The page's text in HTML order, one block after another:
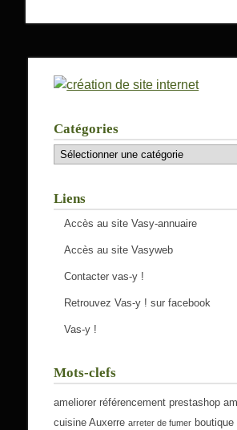
Catégories
Catégories
Liens
Accès au site Vasy-annuaire
Accès au site Vasyweb
Contacter vas-y !
Retrouvez Vas-y ! sur facebook
Vas-y !
Mots-clefs
ameliorer référencement prestashop
cuisine Auxerre arreter de fumer